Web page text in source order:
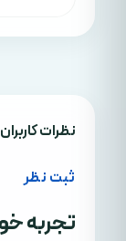
نظرات کاربران
ثبت نظر
تجربه